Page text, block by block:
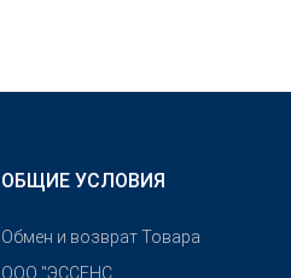
ОБЩИЕ УСЛОВИЯ
Обмен и возврат Товара
OOO "ЭССЕНС